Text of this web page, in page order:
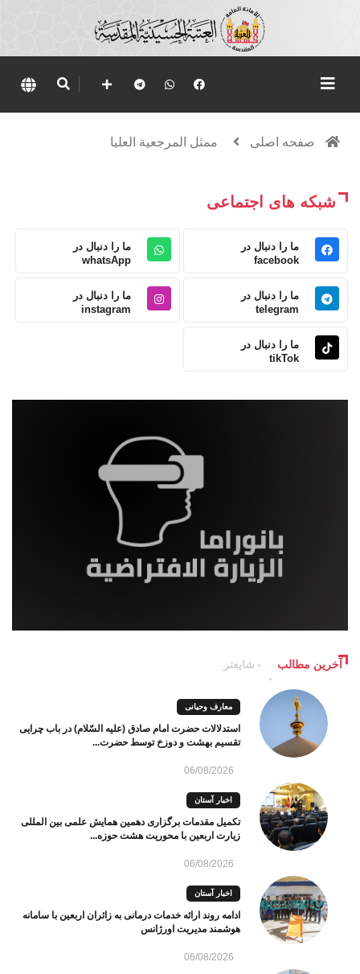
صفحه اصلی ممثل المرجعية العليا
شبکه های اجتماعی
ما را دنبال در
facebook
ما را دنبال در
whatsApp
ما را دنبال در
telegram
ما را دنبال در
instagram
ما را دنبال در
tikTok
آخرین مطالب شایعتر
معارف وحیانی
استدلالات حضرت امام صادق (علیه السّلام) در باب چرایی
تقسیم بهشت و دوزخ توسط حضرت...
06/08/2026
اخبار آستان
تکمیل مقدمات برگزاری دهمین همایش علمی بین المللی
زیارت اربعین با محوریت هشت حوزه...
06/08/2026
اخبار آستان
ادامه روند ارائه خدمات درمانی به زائران اربعین با سامانه
هوشمند مدیریت اورژانس
06/08/2026